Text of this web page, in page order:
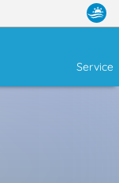
Service